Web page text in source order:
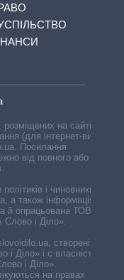
на сайті,
(для інтернет-видань
Посилання
від повного або
і чиновників,
а також інформація про
й опрацьована ТОВ «ІА
і Діло».
створені ГО
Діло» і є власністю
і Діло».
на правах